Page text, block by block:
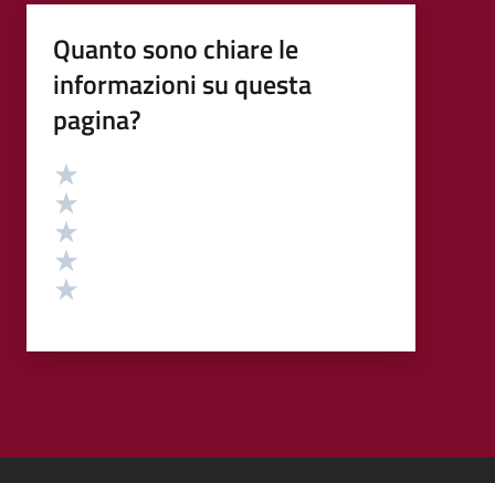
Quanto sono chiare le
informazioni su questa
pagina?
Valutazione